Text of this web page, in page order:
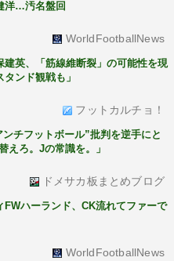
洋…汚名盤回
WorldFootballNews
建英、「筋線維断裂」の可能性を現
ンド観戦も」
フットカルチョ！
チフットボール”批判を逆手にと
ろ。Jの常識を。」
ドメサカ板まとめブログ
ハーランド、CK流れてファーで
WorldFootballNews